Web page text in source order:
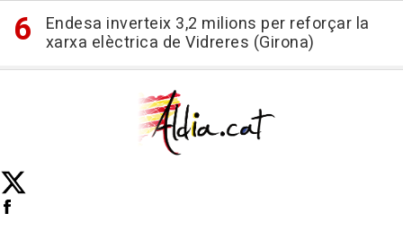
Endesa inverteix 3,2 milions per reforçar la
xarxa elèctrica de Vidreres (Girona)